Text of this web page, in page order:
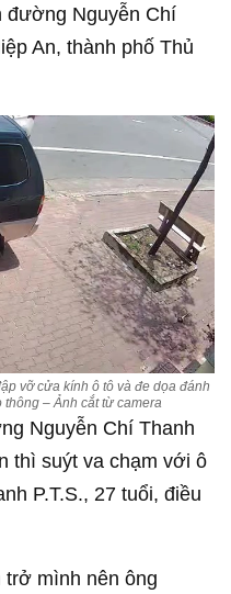
đường Nguyễn Chí
An, thành phố Thủ
vỡ cửa kính ô tô và đe dọa đánh
– Ảnh cắt từ camera
Nguyễn Chí Thanh
thì suýt va chạm với ô
P.T.S., 27 tuổi, điều
trở mình nên ông